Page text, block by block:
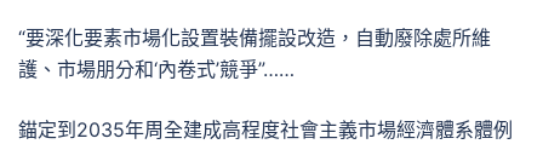
“要深化要素市場化設置裝備擺設改造，自動廢除處所維
護、市場朋分和‘內卷式’競爭”……
錨定到2035年周全建成高程度社會主義市場經濟體系體例